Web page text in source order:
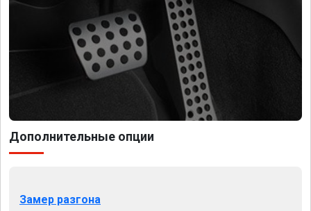
Дополнительные опции
Замер разгона